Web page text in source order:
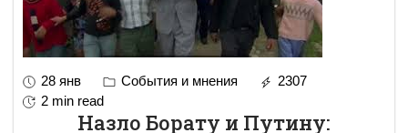
28 янв События и мнения
2307
2 min read
Назло Борату и Путину: